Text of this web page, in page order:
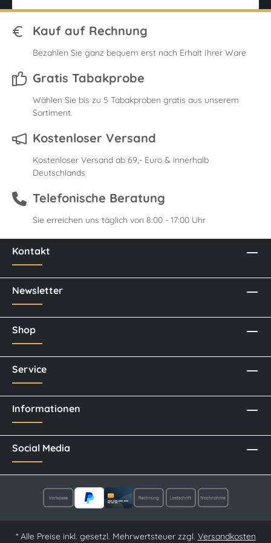
Kauf auf Rechnung
Bezahlen Sie ganz bequem erst nach Erhalt Ihrer Ware
Gratis Tabakprobe
Wählen Sie bis zu 5 Tabakproben gratis aus unserem
Sortiment.
Kostenloser Versand
Kostenloser Versand ab 69,- Euro & innerhalb
Deutschlands
Telefonische Beratung
Sie erreichen uns täglich von 8:00 - 17:00 Uhr
Kontakt
Newsletter
Social Media
Shop
Service
Informationen
* Alle Preise inkl. gesetzl. Mehrwertsteuer zzgl. Versandkosten